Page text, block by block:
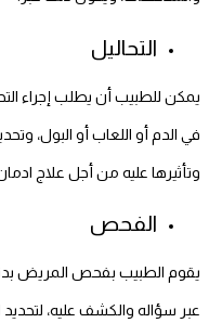
التحاليل
يمكن للطبيب أن يطلب إجراء
في الدم أو اللعاب أو البول،
وتأثيرها عليه من أجل علاج
الفحص
يقوم الطبيب بفحص المريض
عبر سؤاله والكشف عليه، لتحديد